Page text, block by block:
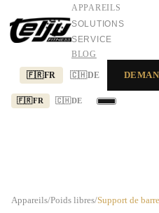
APPAREILS
SOLUTIONS
SERVICE
BLOG
🇫🇷FR 🇨🇭 DE
🇫🇷FR 🇨🇭 DE
Appareils/Poids libres/Support de